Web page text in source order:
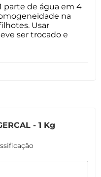
parte de água em 4
na
Usar
ser trocado e
- 1 Kg